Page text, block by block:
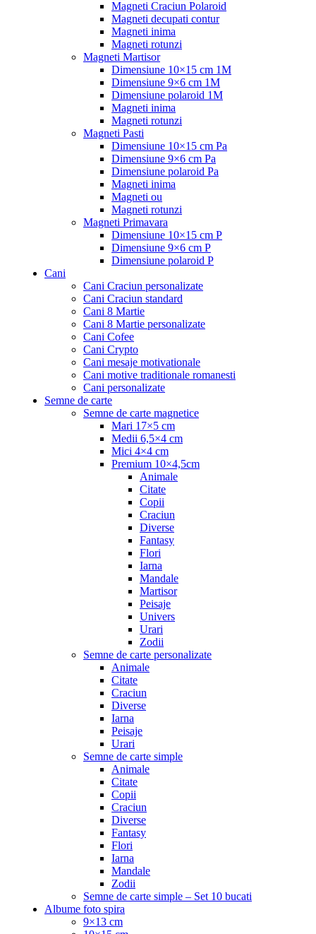
Magneti Craciun Polaroid
Magneti decupati contur
Magneti inima
Magneti rotunzi
Magneti Martisor
Dimensiune 10×15 cm 1M
Dimensiune 9×6 cm 1M
Dimensiune polaroid 1M
Magneti inima
Magneti rotunzi
Magneti Pasti
Dimensiune 10×15 cm Pa
Dimensiune 9×6 cm Pa
Dimensiune polaroid Pa
Magneti inima
Magneti ou
Magneti rotunzi
Magneti Primavara
Dimensiune 10×15 cm P
Dimensiune 9×6 cm P
Dimensiune polaroid P
Cani
Cani Craciun personalizate
Cani Craciun standard
Cani 8 Martie
Cani 8 Martie personalizate
Cani Cofee
Cani Crypto
Cani mesaje motivationale
Cani motive traditionale romanesti
Cani personalizate
Semne de carte
Semne de carte magnetice
Mari 17×5 cm
Medii 6,5×4 cm
Mici 4×4 cm
Premium 10×4,5cm
Animale
Citate
Copii
Craciun
Diverse
Fantasy
Flori
Iarna
Mandale
Martisor
Peisaje
Univers
Urari
Zodii
Semne de carte personalizate
Animale
Citate
Craciun
Diverse
Iarna
Peisaje
Urari
Semne de carte simple
Animale
Citate
Copii
Craciun
Diverse
Fantasy
Flori
Iarna
Mandale
Zodii
Semne de carte simple – Set 10 bucati
Albume foto spira
9×13 cm